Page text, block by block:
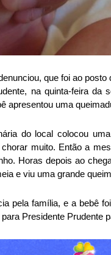
que foi ao
na quinta-feira da
apresentou uma
do local colocou
muito. Então a
Horas depois ao
e viu uma grande
pela família, e a bebê
Presidente Prudente